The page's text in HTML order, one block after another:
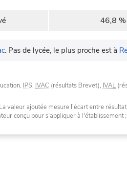
46,8 %
. Pas de lycée, le plus proche est à
IPS, IVAC (résultats Brevet), IVAL
valeur ajoutée mesure l'écart entre
conçu pour s'appliquer à